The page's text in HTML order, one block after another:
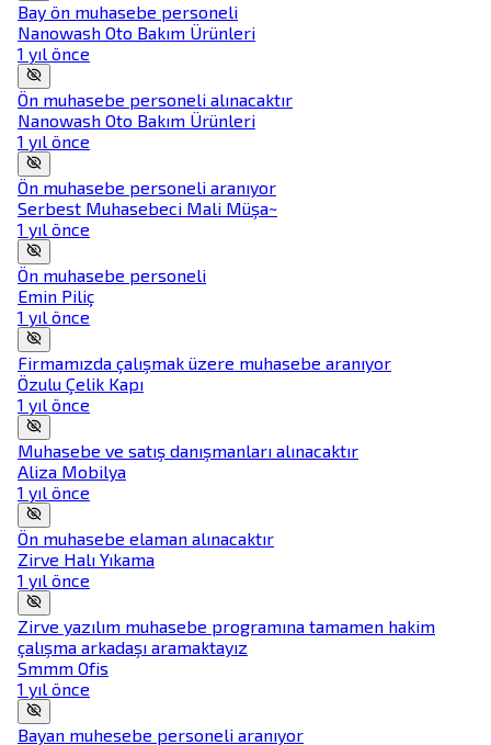
Bay ön muhasebe personeli
Nanowash Oto Bakım Ürünleri
1 yıl önce
Ön muhasebe personeli alınacaktır
Nanowash Oto Bakım Ürünleri
1 yıl önce
Ön muhasebe personeli aranıyor
Serbest Muhasebeci Mali Müşa~
1 yıl önce
Ön muhasebe personeli
Emin Piliç
1 yıl önce
Firmamızda çalışmak üzere muhasebe aranıyor
Özulu Çelik Kapı
1 yıl önce
Muhasebe ve satış danışmanları alınacaktır
Aliza Mobilya
1 yıl önce
Ön muhasebe elaman alınacaktır
Zirve Halı Yıkama
1 yıl önce
Zirve yazılım muhasebe programına tamamen hakim
çalışma arkadaşı aramaktayız
Smmm Ofis
1 yıl önce
Bayan muhesebe personeli aranıyor